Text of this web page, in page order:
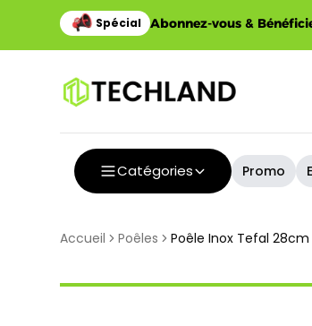
Abonnez-vous &
Catégories Promo
Accueil Poêles Poêle Inox Tefal